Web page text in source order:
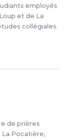
employés
et de La
collégiales.
de prières
La Pocatière,